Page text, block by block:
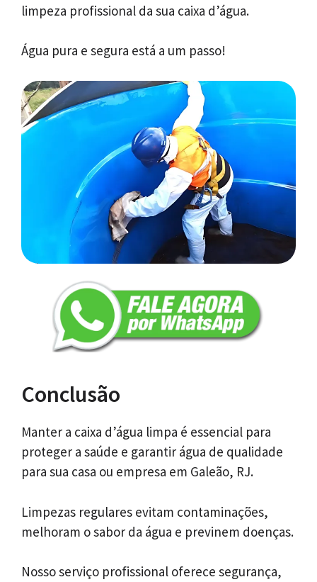
limpeza profissional da sua caixa d’água.
Água pura e segura está a um passo!
Conclusão
Manter a caixa d’água limpa é essencial para
proteger a saúde e garantir água de qualidade
para sua casa ou empresa em Galeão, RJ.
Limpezas regulares evitam contaminações,
melhoram o sabor da água e previnem doenças.
Nosso serviço profissional oferece segurança,